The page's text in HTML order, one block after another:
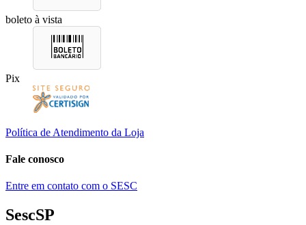
boleto à vista
Pix
Política de Atendimento da Loja
Fale conosco
Entre em contato com o SESC
SescSP